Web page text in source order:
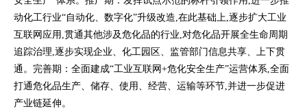
动化工行业“自动化、数字化”升级改造,在此基础上,逐步扩大工业
互联网应用,贯通其他涉及危化品的行业,对危化品开展全生命周期
追踪治理,逐步实现企业、化工园区、监管部门信息共享、上下贯
通。完善期：全面建成“工业互联网+危化安全生产”运营体系,全面
打通危化品生产、储存、使用、经营、运输等环节,并进一步促进
产业链延伸。